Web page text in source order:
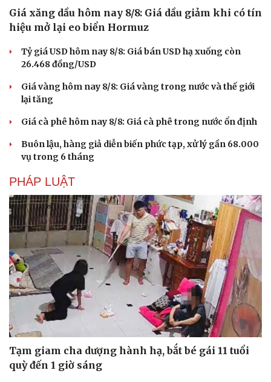
Giá xăng dầu hôm nay 8/8: Giá dầu giảm khi có tín
hiệu mở lại eo biển Hormuz
Tỷ giá USD hôm nay 8/8: Giá bán USD hạ xuống còn
26.468 đồng/USD
Giá vàng hôm nay 8/8: Giá vàng trong nước và thế giới
lại tăng
Giá cà phê hôm nay 8/8: Giá cà phê trong nước ổn định
Buôn lậu, hàng giả diễn biến phức tạp, xử lý gần 68.000
vụ trong 6 tháng
PHÁP LUẬT
Tạm giam cha dượng hành hạ, bắt bé gái 11 tuổi
quỳ đến 1 giờ sáng